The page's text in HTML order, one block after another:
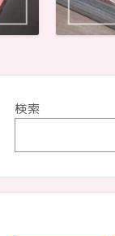
検索